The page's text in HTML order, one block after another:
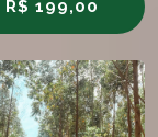
R$ 199,00